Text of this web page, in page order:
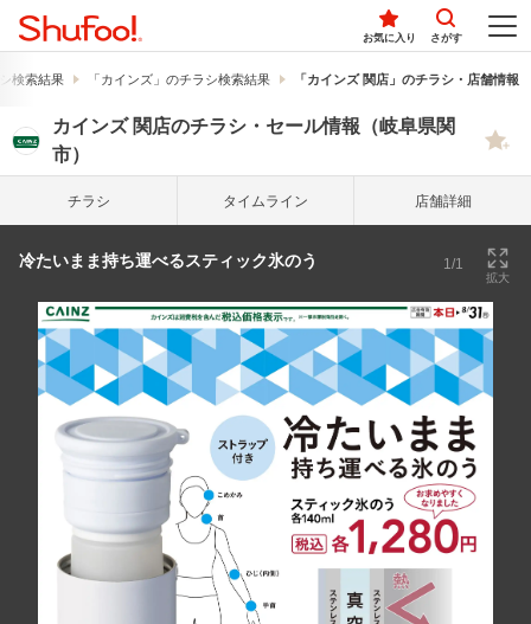
お気に入り さがす
検索結果 「カインズ」のチラシ検索結果 「カインズ 関店」のチラシ・店舗情報
カインズ 関店のチラシ・セール情報（岐阜県関
市）
チラシ タイム ライン 店舗詳細
冷たいまま持ち運べるスティック氷のう 1/1
拡大